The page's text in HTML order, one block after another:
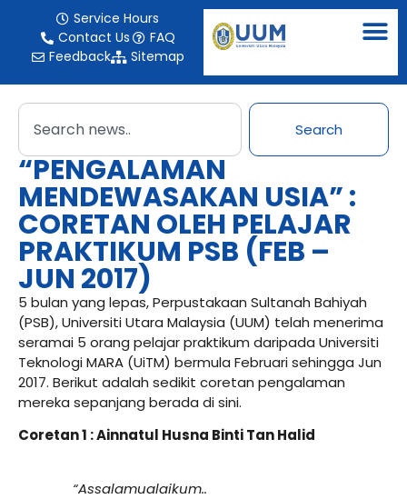
Service Hours
Contact Us
FAQ
Feedback
Sitemap
Search
“PENGALAMAN
MENDEWASAKAN USIA” :
CORETAN OLEH PELAJAR
PRAKTIKUM PSB (FEB –
JUN 2017)
5 bulan yang lepas, Perpustakaan Sultanah Bahiyah
(PSB), Universiti Utara Malaysia (UUM) telah menerima
seramai 5 orang pelajar praktikum daripada Universiti
Teknologi MARA (UiTM) bermula Februari sehingga Jun
2017. Berikut adalah sedikit coretan pengalaman
mereka sepanjang berada di sini.
Coretan 1 : Ainnatul Husna Binti Tan Halid
“Assalamualaikum..